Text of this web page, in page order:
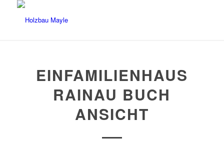
EINFAMILIENHAUS
RAINAU BUCH
ANSICHT